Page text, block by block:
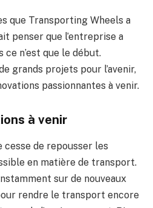
que Transporting Wheels a
penser que l’entreprise a
ce n’est que le début.
grands projets pour l’avenir,
passionnantes à venir.
à venir
cesse de repousser les
en matière de transport.
sur de nouveaux
rendre le transport encore